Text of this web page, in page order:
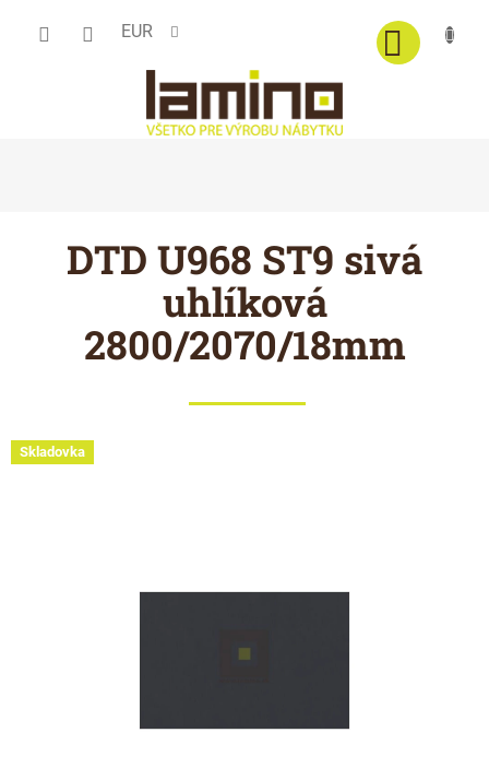
EUR
DTD U968 ST9 sivá
uhlíková
2800/2070/18mm
Skladovka